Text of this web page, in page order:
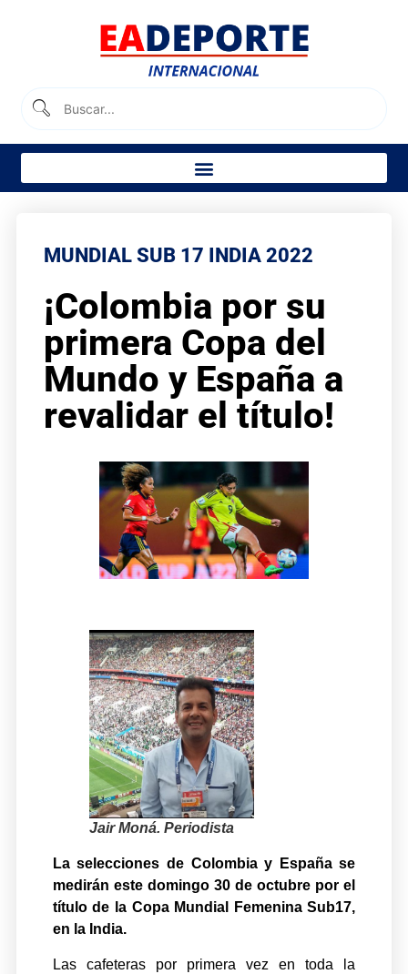
MUNDIAL SUB 17 INDIA 2022
¡Colombia por su
primera Copa del
Mundo y España a
revalidar el título!
Jair Moná. Periodista
La selecciones de Colombia y España se
medirán este domingo 30 de octubre por el
título de la Copa Mundial Femenina Sub17,
en la India.
Las cafeteras por primera vez en toda la